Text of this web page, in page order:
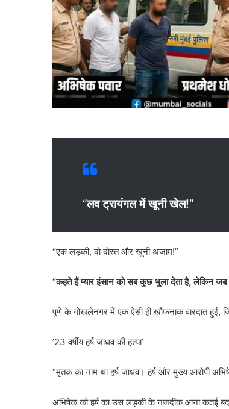
“लव ट्रायंगल में खूनी खेल!”
“एक लड़की, दो दोस्त और खूनी अंजाम!”
“कहते हैं प्यार इंसान को सब कुछ भुला देता है, लेकिन
पुणे के गोखलेनगर में एक ऐसी ही खौफनाक वारदात
’23 वर्षीय हर्ष जाधव की हत्या’
“मृतक का नाम था हर्ष जाधव। हर्ष और मुख्य आरोपी
अभिषेक को हर्ष का उस लड़की के नजदीक आना कतई